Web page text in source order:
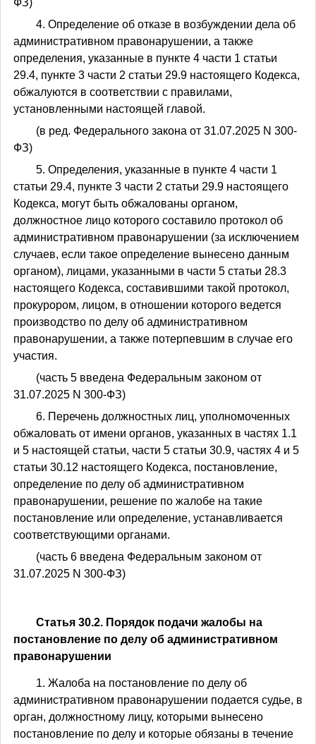
ФЗ)
4. Определение об отказе в возбуждении дела об
административном правонарушении, а также
определения, указанные в пункте 4 части 1 статьи
29.4, пункте 3 части 2 статьи 29.9 настоящего Кодекса,
обжалуются в соответствии с правилами,
установленными настоящей главой.
(в ред. Федерального закона от 31.07.2025 N 300-
ФЗ)
5. Определения, указанные в пункте 4 части 1
статьи 29.4, пункте 3 части 2 статьи 29.9 настоящего
Кодекса, могут быть обжалованы органом,
должностное лицо которого составило протокол об
административном правонарушении (за исключением
случаев, если такое определение вынесено данным
органом), лицами, указанными в части 5 статьи 28.3
настоящего Кодекса, составившими такой протокол,
прокурором, лицом, в отношении которого ведется
производство по делу об административном
правонарушении, а также потерпевшим в случае его
участия.
(часть 5 введена Федеральным законом от
31.07.2025 N 300-ФЗ)
6. Перечень должностных лиц, уполномоченных
обжаловать от имени органов, указанных в частях 1.1
и 5 настоящей статьи, части 5 статьи 30.9, частях 4 и 5
статьи 30.12 настоящего Кодекса, постановление,
определение по делу об административном
правонарушении, решение по жалобе на такие
постановление или определение, устанавливается
соответствующими органами.
(часть 6 введена Федеральным законом от
31.07.2025 N 300-ФЗ)
Статья 30.2. Порядок подачи жалобы на
постановление по делу об административном
правонарушении
1. Жалоба на постановление по делу об
административном правонарушении подается судье, в
орган, должностному лицу, которыми вынесено
постановление по делу и которые обязаны в течение